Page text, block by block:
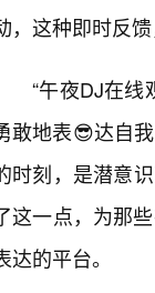
，这种即时反
“午夜DJ在
敢地表😎达自
时刻，是潜意
这一点，为那
达的平台。